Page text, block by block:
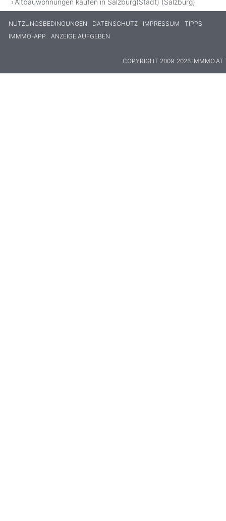
Altbauwohnungen kaufen in Salzburg(Stadt) (Salzburg)
NUTZUNGSBEDINGUNGEN DATENSCHUTZ IMPRESSUM
TIPPS
IMMMO-APP
ANZEIGE AUFGEBEN
COPYRIGHT 2009-2026 IMMMO.AT